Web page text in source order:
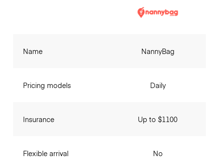
Name
Pricing models
Insurance
Flexible arrival
NannyBag
Daily
Up to $1100
No